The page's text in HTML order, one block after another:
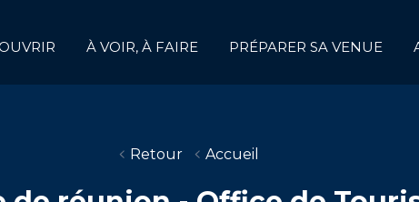
À VOIR, À FAIRE PRÉPARER SA VENUE
Retour Accueil